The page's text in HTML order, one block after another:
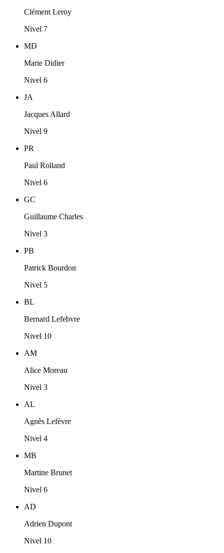
Clément Leroy
Nivel 7
MD
Marie Didier
Nivel 6
JA
Jacques Allard
Nivel 9
PR
Paul Rolland
Nivel 6
GC
Guillaume Charles
Nivel 3
PB
Patrick Bourdon
Nivel 5
BL
Bernard Lefebvre
Nivel 10
AM
Alice Moreau
Nivel 3
AL
Agnès Lefèvre
Nivel 4
MB
Martine Brunet
Nivel 6
AD
Adrien Dupont
Nivel 10